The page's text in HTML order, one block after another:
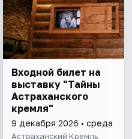
Входной билет на
выставку "Тайны
Астраханского
кремля"
9 декабря 2026 • среда
Астраханский Кремль